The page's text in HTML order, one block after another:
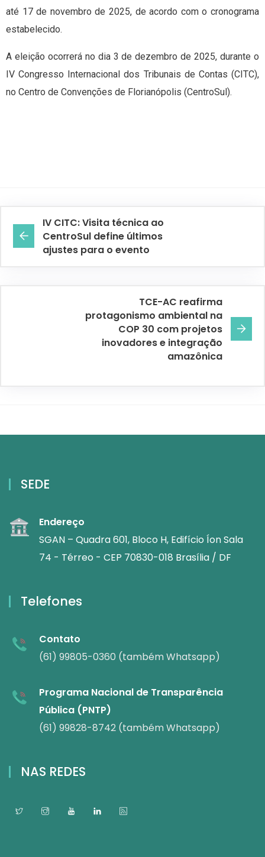
até 17 de novembro de 2025, de acordo com o cronograma
estabelecido.
A eleição ocorrerá no dia 3 de dezembro de 2025, durante o
IV Congresso Internacional dos Tribunais de Contas (CITC),
no Centro de Convenções de Florianópolis (CentroSul).
IV CITC: Visita técnica ao
CentroSul define últimos
ajustes para o evento
TCE-AC reafirma
protagonismo ambiental na
COP 30 com projetos
inovadores e integração
amazônica
SEDE
Endereço
SGAN – Quadra 601, Bloco H, Edifício Íon Sala
74 - Térreo - CEP 70830-018 Brasília / DF
Telefones
Contato
(61) 99805-0360 (também Whatsapp)
Programa Nacional de Transparência
Pública (PNTP)
(61) 99828-8742 (também Whatsapp)
NAS REDES